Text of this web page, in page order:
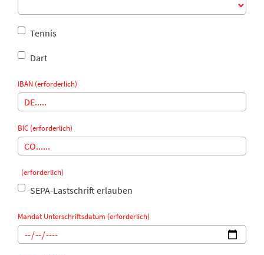
Tennis
Dart
IBAN (erforderlich)
BIC (erforderlich)
(erforderlich)
SEPA-Lastschrift erlauben
Mandat Unterschriftsdatum (erforderlich)